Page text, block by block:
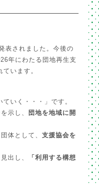
表されました。今後の
年にわたる団地再生支
います。
いく・・・」です。
示し、 団地を地域に開
体として、支援協会を
出し、
「利用する構想